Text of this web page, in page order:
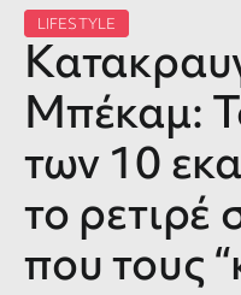
LIFESTYLE
Μπέκαμ:
των 10
το ρετιρέ
που τους